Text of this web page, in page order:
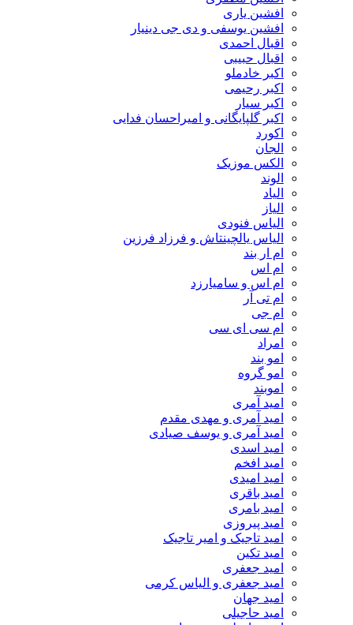
افشین یاری
افشین یوسفی و دی جی دینیار
اقبال احمدی
اقبال حبیبی
اکبر خادملو
اکبر رحیمی
اکبر سیار
اکبر گلپایگانی و امیراحسان فدایی
اکورد
الجان
الکس موزیک
الوند
الیاد
الیاز
الیاس فنودی
الیاس یالچینتاش و فرزاد فرزین
ام‌ ار بند
ام اس
ام اس و سامیارزد
ام تی آر
ام جی
ام سی ای سی
امراد
امو بند
امو گروه
اموبند
امید آمری
امید آمری و مهدی مقدم
امید آمری و یوسف صیادی
امید اسدی
امید افخم
امید امیدی
امید باقری
امید بامری
امید پیروزی
امید تاجیک و امیر تاجیک
امید تکین
امید جعفری
امید جعفری و الیاس کرمی
امید جهان
امید حاجیلی